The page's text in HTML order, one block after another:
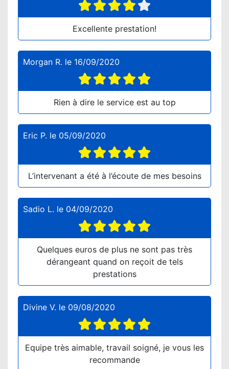
Excellente prestation!
Morgan R. le 16/09/2020
Rien à dire le service est au top
Eric P. le 05/09/2020
L’intervenant a été à l’écoute de mes besoins
Sadio L. le 04/09/2020
Quelques euros de plus ne sont pas très
dérangeant quand on reçoit de tels
prestations
Divine V. le 09/08/2020
Equipe très aimable, travail soigné, je vous les
recommande